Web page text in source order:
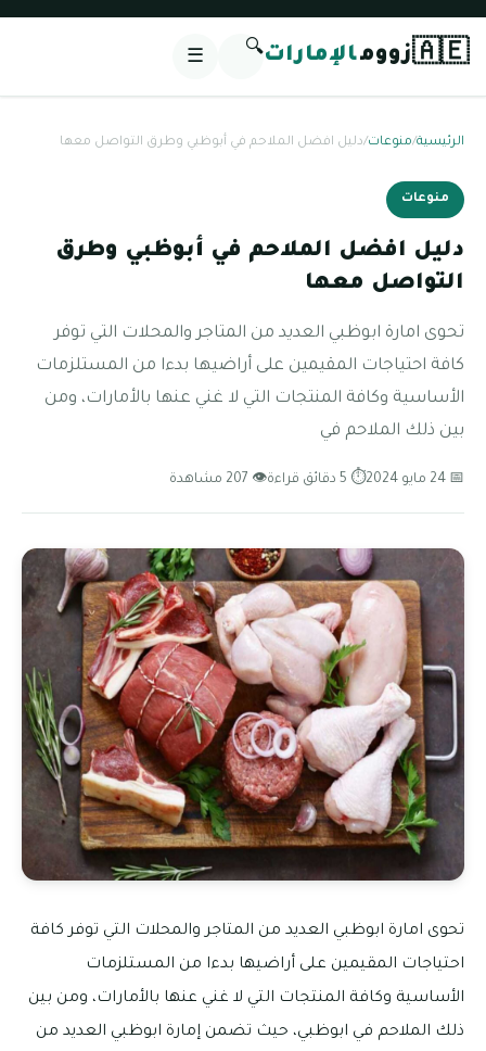
🇦🇪زوومالإمارات🔍
☰
الرئيسية/منوعات/دليل افضل الملاحم في أبوظبي وطرق التواصل معها
منوعات
دليل افضل الملاحم في أبوظبي وطرق
التواصل معها
تحوى امارة ابوظبي العديد من المتاجر والمحلات التي توفر
كافة احتياجات المقيمين على أراضيها بدءا من المستلزمات
الأساسية وكافة المنتجات التي لا غني عنها بالأمارات، ومن
بين ذلك الملاحم في
📅 24 مايو 2024 ⏱ 5 دقائق قراءة 👁 207 مشاهدة
تحوى امارة ابوظبي العديد من المتاجر والمحلات التي توفر كافة
احتياجات المقيمين على أراضيها بدءا من المستلزمات
الأساسية وكافة المنتجات التي لا غني عنها بالأمارات، ومن بين
ذلك الملاحم في ابوظبي، حيث تضمن إمارة ابوظبي العديد من